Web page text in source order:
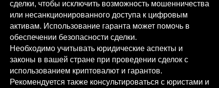
сделки, чтобы исключить возможность мошенничества
или несанкционированного доступа к цифровым
активам. Использование гаранта может помочь в
обеспечении безопасности сделки.
Необходимо учитывать юридические аспекты и
законы в вашей стране при проведении сделок с
использованием криптовалют и гарантов.
Рекомендуется также консультироваться с юристами и